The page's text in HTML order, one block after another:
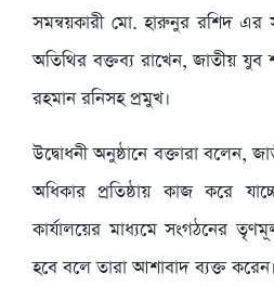
সমন্বয়কারী মো. হারুনুর রশিদ এর
অতিথির বক্তব্য রাখেন, জাতীয় যুব
রহমান রনিসহ প্রমুখ।
উদ্বোধনী অনুষ্ঠানে বক্তারা বলেন,
অধিকার প্রতিষ্ঠায় কাজ করে
কার্যালয়ের মাধ্যমে সংগঠনের
হবে বলে তারা আশাবাদ ব্যক্ত করেন।